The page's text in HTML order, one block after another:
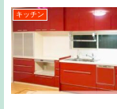
キッチン